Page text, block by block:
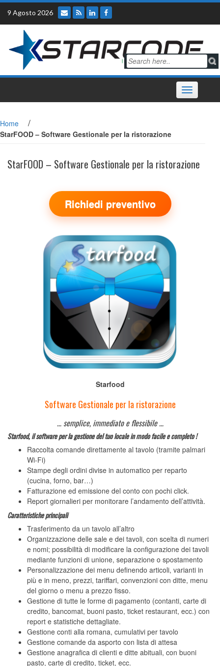
Skip
content
9 Agosto 2026
Toggle
navigation
Home /
StarFOOD – Software Gestionale per la ristorazione
StarFOOD – Software Gestionale per la ristorazione
Richiedi preventivo
Starfood
Software Gestionale per la ristorazione
… semplice, immediato e flessibile …
Starfood, il software per la gestione del tuo locale in modo facile e completo !
Raccolta comande direttamente al tavolo (tramite palmari
Wi-Fi)
Stampe degli ordini divise in automatico per reparto
(cucina, forno, bar…)
Fatturazione ed emissione del conto con pochi click.
Report giornalieri per monitorare l’andamento dell’attività.
Caratteristiche principali
Trasferimento da un tavolo all’altro
Organizzazione delle sale e dei tavoli, con scelta di numeri
e nomi; possibilità di modificare la configurazione dei tavoli
mediante funzioni di unione, separazione o spostamento
Personalizzazione dei menu definendo articoli, varianti in
più e in meno, prezzi, tariffari, convenzioni con ditte, menu
del giorno o menu a prezzo fisso.
Gestione di tutte le forme di pagamento (contanti, carte di
credito, bancomat, buoni pasto, ticket restaurant, ecc.) con
report e statistiche dettagliate.
Gestione conti alla romana, cumulativi per tavolo
Gestione comande da asporto con lista di attesa
Gestione anagrafica di clienti e ditte abituali, con buoni
pasto, carte di credito, ticket, ecc.